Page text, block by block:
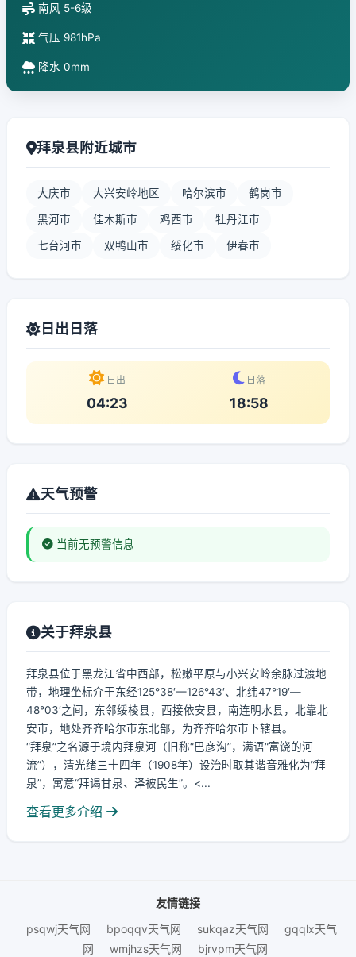
南风 5-6级
气压 981hPa
降水 0mm
拜泉县附近城市
大庆市 大兴安岭地区 哈尔滨市 鹤岗市
黑河市 佳木斯市 鸡西市 牡丹江市
七台河市 双鸭山市 绥化市 伊春市
日出日落
日出
04:23
日落
18:58
天气预警
当前无预警信息
关于拜泉县
拜泉县位于黑龙江省中西部，松嫩平原与小兴安岭余脉过渡地
带，地理坐标介于东经125°38′—126°43′、北纬47°19′—
48°03′之间，东邻绥棱县，西接依安县，南连明水县，北靠北
安市，地处齐齐哈尔市东北部，为齐齐哈尔市下辖县。
“拜泉”之名源于境内拜泉河（旧称“巴彦沟”，满语“富饶的河
流”），清光绪三十四年（1908年）设治时取其谐音雅化为“拜
泉”，寓意“拜谒甘泉、泽被民生”。<...
查看更多介绍
友情链接
psqwj天气网
bpoqqv天气网 sukqaz天气网
gqqlx天气
网
wmjhzs天气网 bjrvpm天气网